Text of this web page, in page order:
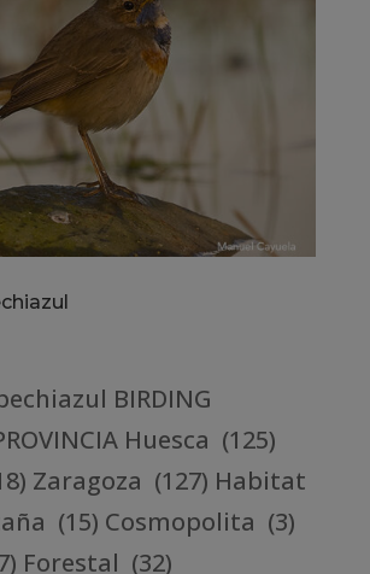
BIRDING
Huesca (125)
Zaragoza (127) Habitat
(15) Cosmopolita (3)
Forestal (32)